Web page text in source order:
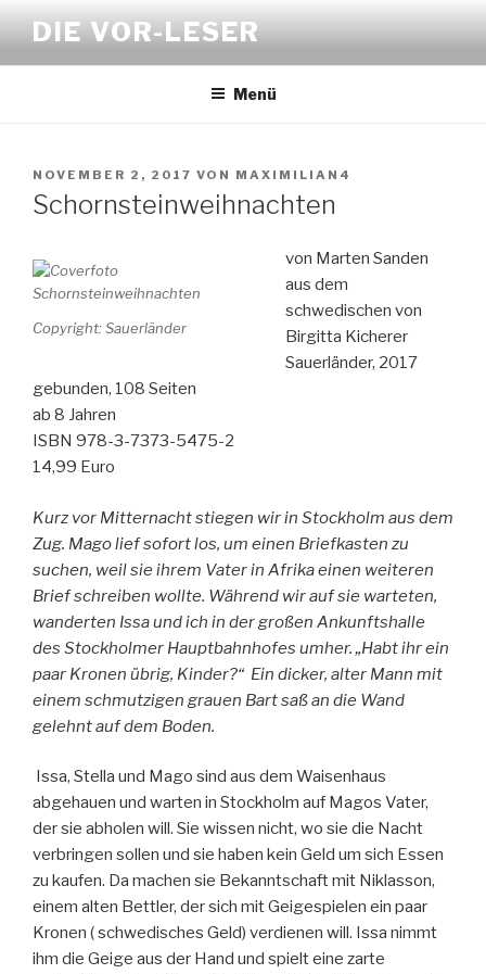
Inhalt
springen
DIE VOR-LESER
Menü
VERÖFFENTLICHT
AM
NOVEMBER 2, 2017 VON MAXIMILIAN4
Schornsteinweihnachten
Copyright: Sauerländer
von Marten Sanden
aus dem
schwedischen von
Birgitta Kicherer
Sauerländer, 2017
gebunden, 108 Seiten
ab 8 Jahren
ISBN 978-3-7373-5475-2
14,99 Euro
Kurz vor Mitternacht stiegen wir in Stockholm aus dem
Zug. Mago lief sofort los, um einen Briefkasten zu
suchen, weil sie ihrem Vater in Afrika einen weiteren
Brief schreiben wollte. Während wir auf sie warteten,
wanderten Issa und ich in der großen Ankunftshalle
des Stockholmer Hauptbahnhofes umher. „Habt ihr ein
paar Kronen übrig, Kinder?“ Ein dicker, alter Mann mit
einem schmutzigen grauen Bart saß an die Wand
gelehnt auf dem Boden.
Issa, Stella und Mago sind aus dem Waisenhaus
abgehauen und warten in Stockholm auf Magos Vater,
der sie abholen will. Sie wissen nicht, wo sie die Nacht
verbringen sollen und sie haben kein Geld um sich Essen
zu kaufen. Da machen sie Bekanntschaft mit Niklasson,
einem alten Bettler, der sich mit Geigespielen ein paar
Kronen ( schwedisches Geld) verdienen will. Issa nimmt
ihm die Geige aus der Hand und spielt eine zarte